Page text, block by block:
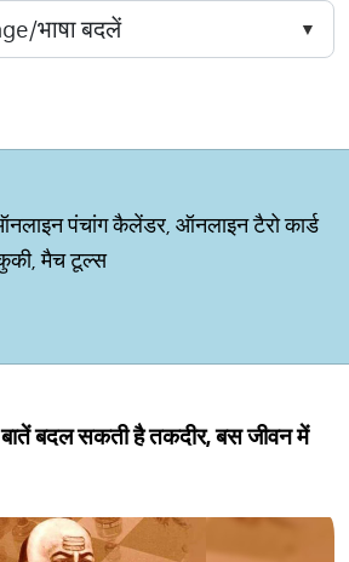
पंचांग कैलेंडर, ऑनलाइन टैरो कार्ड
मैच टूल्स
बदल सकती है तकदीर, बस जीवन में